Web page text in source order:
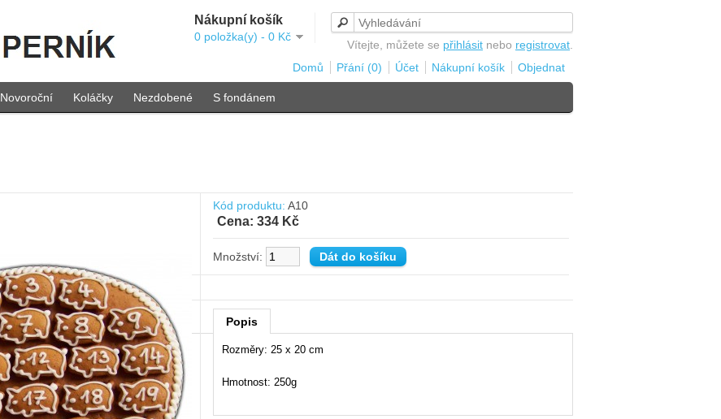
Nákupní košík
0 položka(y) - 0 Kč
Vítejte, můžete se přihlásit nebo registrovat
Domů
Přání (0) Účet Nákupní košík Objednat
Novoroční Koláčky Nezdobené S fondánem
Kód produktu: A10
Cena: 334 Kč
Množství:
Popis
Rozměry: 25 x 20 cm
Hmotnost: 250g